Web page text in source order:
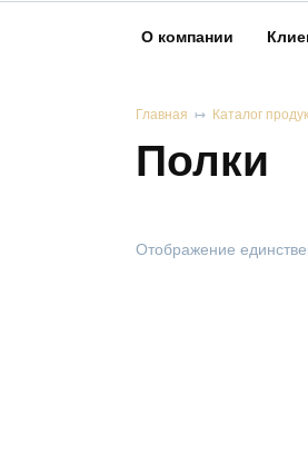
О компании
Главная Каталог
Полки
Отображение